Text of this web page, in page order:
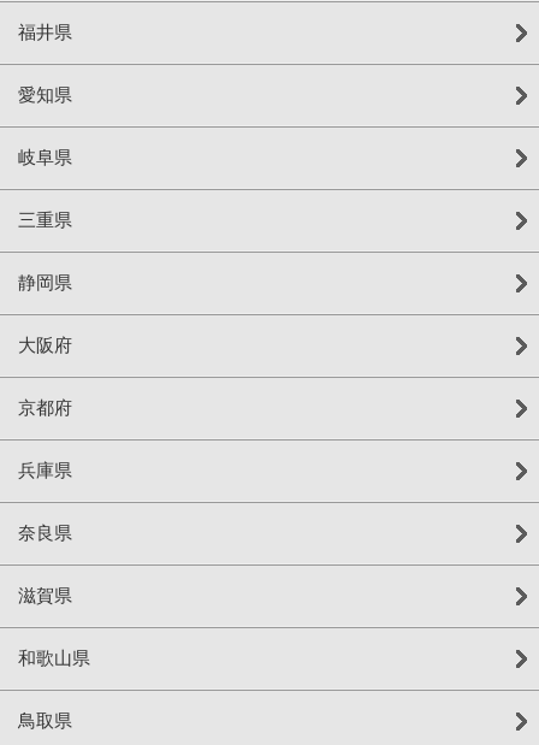
福井県
愛知県
岐阜県
三重県
静岡県
大阪府
京都府
兵庫県
奈良県
滋賀県
和歌山県
鳥取県